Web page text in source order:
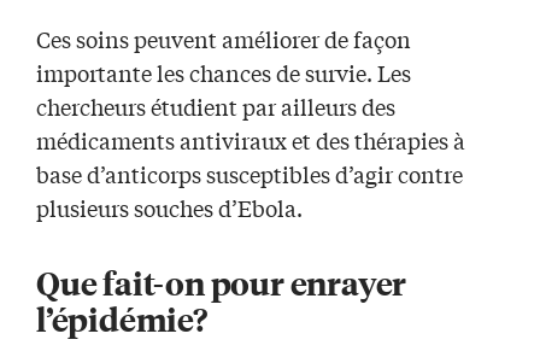
Ces soins peuvent améliorer de façon
importante les chances de survie. Les
chercheurs étudient par ailleurs des
médicaments antiviraux et des thérapies à
base d’anticorps susceptibles d’agir contre
plusieurs souches d’Ebola.
Que fait-on pour enrayer
l’épidémie?